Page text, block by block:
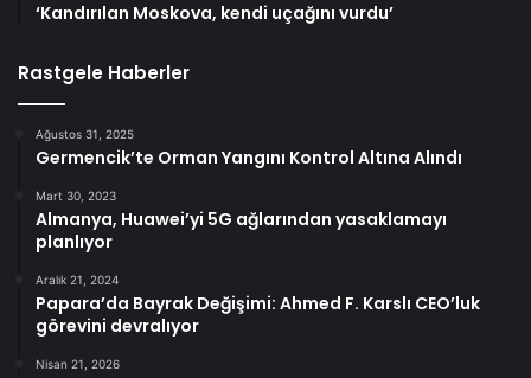
‘Kandırılan Moskova, kendi uçağını vurdu’
Rastgele Haberler
Ağustos 31, 2025
Germencik’te Orman Yangını Kontrol Altına Alındı
Mart 30, 2023
Almanya, Huawei’yi 5G ağlarından yasaklamayı
planlıyor
Aralık 21, 2024
Papara’da Bayrak Değişimi: Ahmed F. Karslı CEO’luk
görevini devralıyor
Nisan 21, 2026